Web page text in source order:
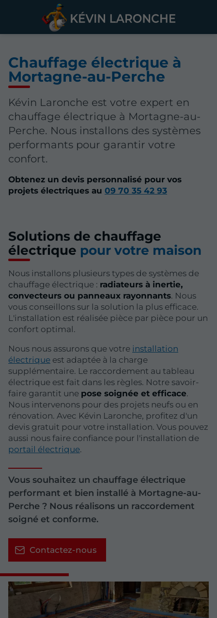
Chauffage électrique à
Mortagne-au-Perche
Kévin Laronche est votre expert en
chauffage électrique à Mortagne-au-
Perche. Nous installons des systèmes
performants pour garantir votre
confort.
Obtenez un devis personnalisé pour vos
projets électriques au 09 70 35 42 93
Solutions de chauffage
électrique pour votre maison
Nous installons plusieurs types de systèmes de
chauffage électrique : radiateurs à inertie,
convecteurs ou panneaux rayonnants. Nous
vous conseillons sur la solution la plus efficace.
L'installation est réalisée pièce par pièce pour un
confort optimal.
Nous nous assurons que votre installation
électrique est adaptée à la charge
supplémentaire. Le raccordement au tableau
électrique est fait dans les règles. Notre savoir-
faire garantit une pose soignée et efficace.
Nous intervenons pour des projets neufs ou en
rénovation. Avec Kévin Laronche, profitez d'un
devis gratuit pour votre installation. Vous pouvez
aussi nous faire confiance pour l'installation de
portail électrique.
Vous souhaitez un chauffage électrique
performant et bien installé à Mortagne-au-
Perche ? Nous réalisons un raccordement
soigné et conforme.
Contactez-nous